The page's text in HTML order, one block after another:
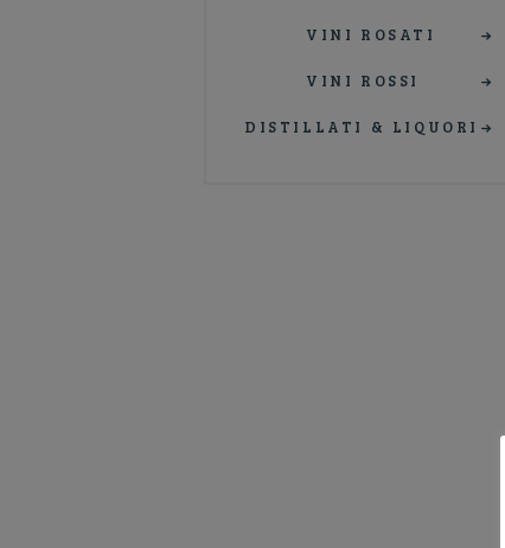
VINI ROSATI
VINI ROSSI
DISTILLATI & LIQUORI